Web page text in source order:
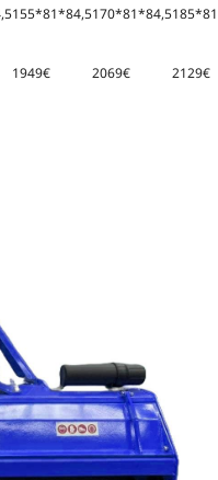
155*81*84,5170*81*84,5
1949€ 2069€ 2129€